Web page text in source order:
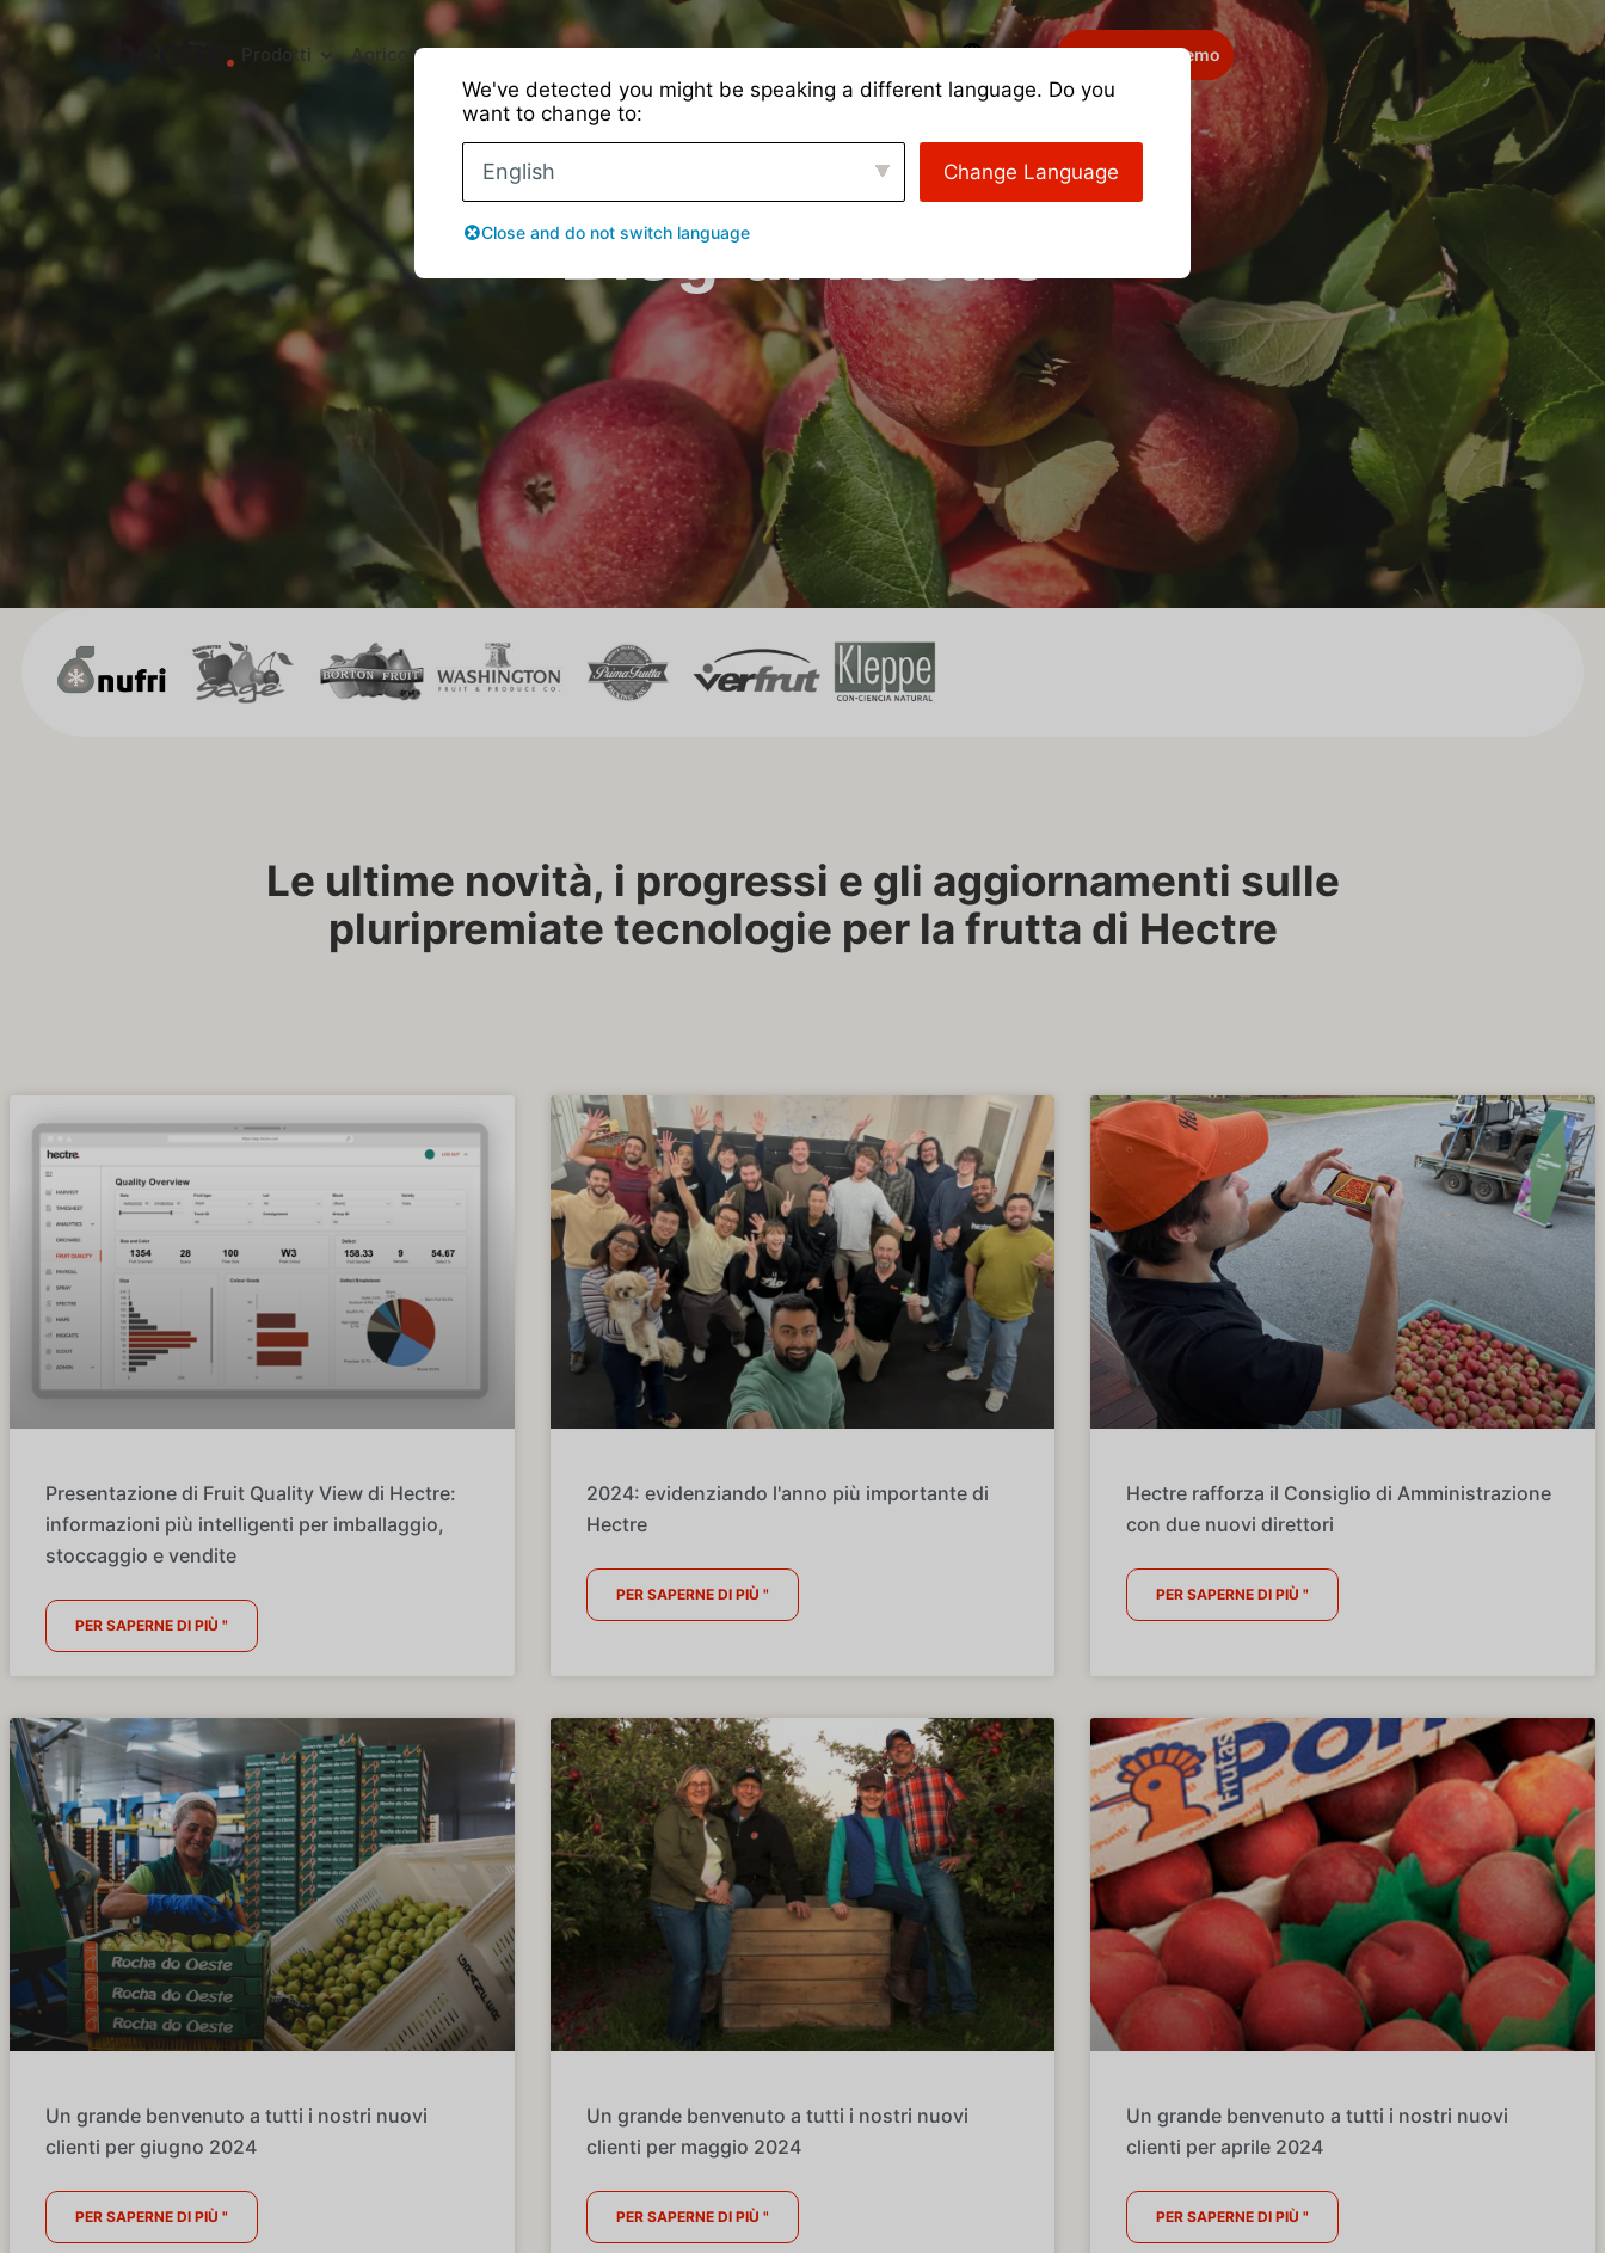
Prodotti Agricoltori Imballatori Tipi di coltura Casi di studio Di Login Richiedi una demo
Blog di Hectre
Le ultime novità, i progressi e gli aggiornamenti sulle
pluripremiate tecnologie per la frutta di Hectre
Presentazione di Fruit Quality View di Hectre:
informazioni più intelligenti per imballaggio,
stoccaggio e vendite
PER SAPERNE DI PIÙ "
2024: evidenziando l'anno più importante di
Hectre
PER SAPERNE DI PIÙ "
Hectre rafforza il Consiglio di Amministrazione
con due nuovi direttori
PER SAPERNE DI PIÙ "
Un grande benvenuto a tutti i nostri nuovi
clienti per giugno 2024
PER SAPERNE DI PIÙ "
Un grande benvenuto a tutti i nostri nuovi
clienti per maggio 2024
PER SAPERNE DI PIÙ "
Un grande benvenuto a tutti i nostri nuovi
clienti per aprile 2024
PER SAPERNE DI PIÙ "
We've detected you might be speaking a different language. Do you
want to change to:
English Change Language
Close and do not switch language